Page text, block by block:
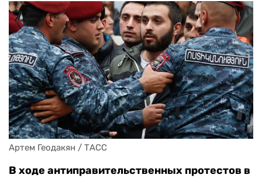
Артем Геодакян / ТАСС
В ходе антиправительственных протестов в